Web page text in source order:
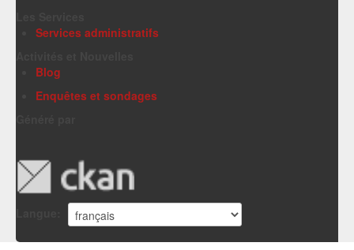
Services administratifs
Blog
Enquêtes et sondages